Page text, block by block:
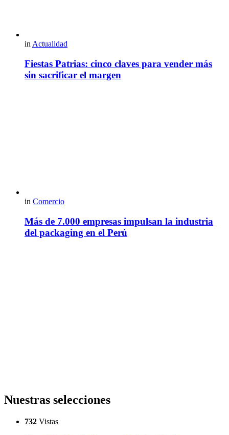
in Actualidad
Fiestas Patrias: cinco claves para vender más
sin sacrificar el margen
in Comercio
Más de 7.000 empresas impulsan la industria
del packaging en el Perú
Nuestras selecciones
732 Vistas